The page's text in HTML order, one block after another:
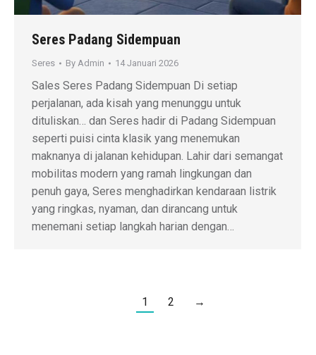
Seres Padang Sidempuan
Seres By Admin 14 Januari 2026
Sales Seres Padang Sidempuan Di setiap
perjalanan, ada kisah yang menunggu untuk
dituliskan… dan Seres hadir di Padang Sidempuan
seperti puisi cinta klasik yang menemukan
maknanya di jalanan kehidupan. Lahir dari semangat
mobilitas modern yang ramah lingkungan dan
penuh gaya, Seres menghadirkan kendaraan listrik
yang ringkas, nyaman, dan dirancang untuk
menemani setiap langkah harian dengan…
1 2 →